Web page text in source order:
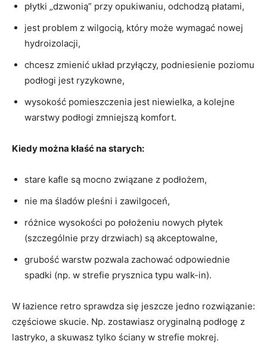
płytki „dzwonią” przy opukiwaniu, odchodzą płatami,
jest problem z wilgocią, który może wymagać nowej
hydroizolacji,
chcesz zmienić układ przyłączy, podniesienie poziomu
podłogi jest ryzykowne,
wysokość pomieszczenia jest niewielka, a kolejne
warstwy podłogi zmniejszą komfort.
Kiedy można kłaść na starych:
stare kafle są mocno związane z podłożem,
nie ma śladów pleśni i zawilgoceń,
różnice wysokości po położeniu nowych płytek
(szczególnie przy drzwiach) są akceptowalne,
grubość warstw pozwala zachować odpowiednie
spadki (np. w strefie prysznica typu walk-in).
W łazience retro sprawdza się jeszcze jedno rozwiązanie:
częściowe skucie. Np. zostawiasz oryginalną podłogę z
lastryko, a skuwasz tylko ściany w strefie mokrej.